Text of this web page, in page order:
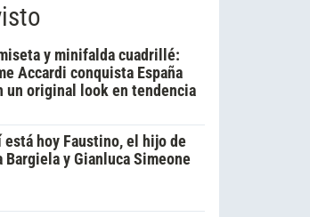
y minifalda cuadrillé:
Accardi conquista España
un original look en tendencia
está hoy Faustino, el hijo de
Bargiela y Gianluca Simeone